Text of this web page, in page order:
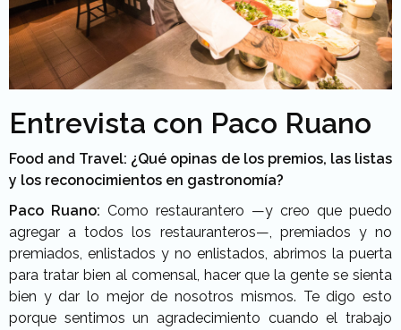
Entrevista con Paco Ruano
Food and Travel: ¿Qué opinas de los premios, las listas
y los reconocimientos en gastronomía?
Paco Ruano: Como restaurantero —y creo que puedo
agregar a todos los restauranteros—, premiados y no
premiados, enlistados y no enlistados, abrimos la puerta
para tratar bien al comensal, hacer que la gente se sienta
bien y dar lo mejor de nosotros mismos. Te digo esto
porque sentimos un agradecimiento cuando el trabajo